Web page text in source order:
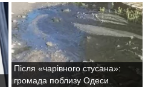
Після «чарівного стусана»:
громада поблизу Одеси